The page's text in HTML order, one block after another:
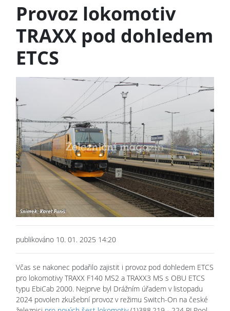
Provoz lokomotiv
TRAXX pod dohledem
ETCS
publikováno 10. 01. 2025 14:20
Včas se nakonec podařilo zajistit i provoz pod dohledem ETCS
pro lokomotivy TRAXX F140 MS2 a TRAXX3 MS s OBU ETCS
typu EbiCab 2000. Nejprve byl Drážním úřadem v listopadu
2024 povolen zkušební provoz v režimu Switch-On na české